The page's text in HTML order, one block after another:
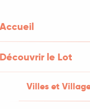
Accueil
Découvrir le Lot
Villes et